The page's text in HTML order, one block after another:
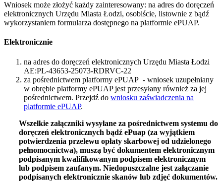
Wniosek może złożyć każdy zainteresowany: na adres do doręczeń
elektronicznych Urzędu Miasta Łodzi, osobiście, listownie z bądź
wykorzystaniem formularza dostępnego na platformie ePUAP.
Elektronicznie
na adres do doręczeń elektronicznych Urzędu Miasta Łodzi
AE:PL-43653-25073-RDRVC-22
za pośrednictwem platformy ePUAP - wniosek uzupełniany
w obrębie platformy ePUAP jest przesyłany również za jej
pośrednictwem. Przejdź do wniosku zaświadczenia na
platformie ePUAP.
Wszelkie załączniki wysyłane za pośrednictwem systemu do
doręczeń elektronicznych bądź ePuap (za wyjątkiem
potwierdzenia przelewu opłaty skarbowej od udzielonego
pełnomocnictwa), muszą być dokumentem elektronicznym
podpisanym kwalifikowanym podpisem elektronicznym
lub podpisem zaufanym. Niedopuszczalne jest załączanie
podpisanych elektronicznie skanów lub zdjęć dokumentów.